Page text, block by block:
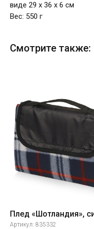
виде 29 х 36 х 6 см
Вес: 550 г
Смотрите также:
Плед «Шотландия»,
Артикул: 835332